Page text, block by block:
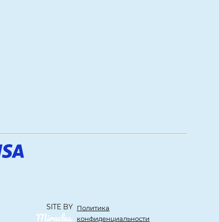
SITE BY Политика
конфиденциальности